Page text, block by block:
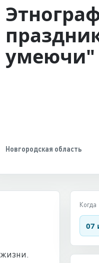
умеючи"
Новгородская область
жизни.
Когда
07